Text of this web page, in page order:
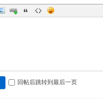
回帖后跳转到最后一页